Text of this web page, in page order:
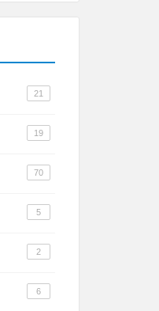
21
19
70
5
2
6